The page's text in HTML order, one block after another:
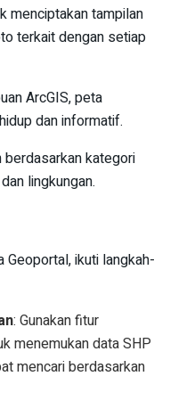
menciptakan tampilan
terkait dengan setiap
ArcGIS, peta
dan informatif.
berdasarkan kategori
lingkungan.
Geoportal, ikuti langkah-
: Gunakan fitur
menemukan data SHP
mencari berdasarkan